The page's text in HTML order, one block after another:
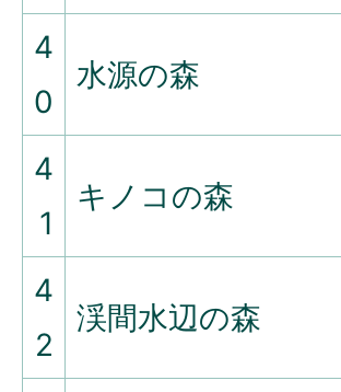
4
0
水源の森
4
1
キノコの森
4
2
渓間水辺の森